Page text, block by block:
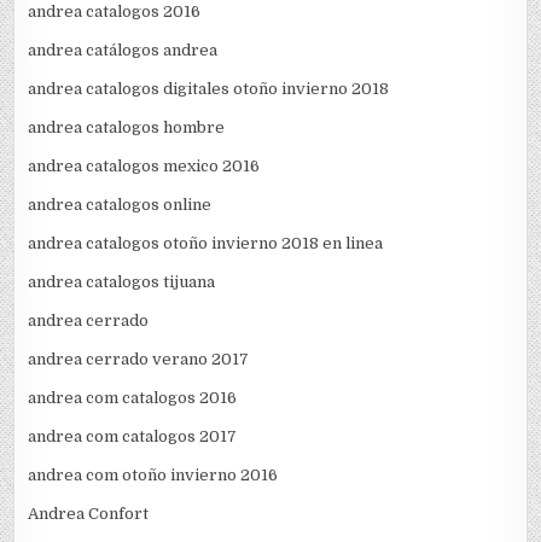
andrea catalogos 2016
andrea catálogos andrea
andrea catalogos digitales otoño invierno 2018
andrea catalogos hombre
andrea catalogos mexico 2016
andrea catalogos online
andrea catalogos otoño invierno 2018 en linea
andrea catalogos tijuana
andrea cerrado
andrea cerrado verano 2017
andrea com catalogos 2016
andrea com catalogos 2017
andrea com otoño invierno 2016
Andrea Confort